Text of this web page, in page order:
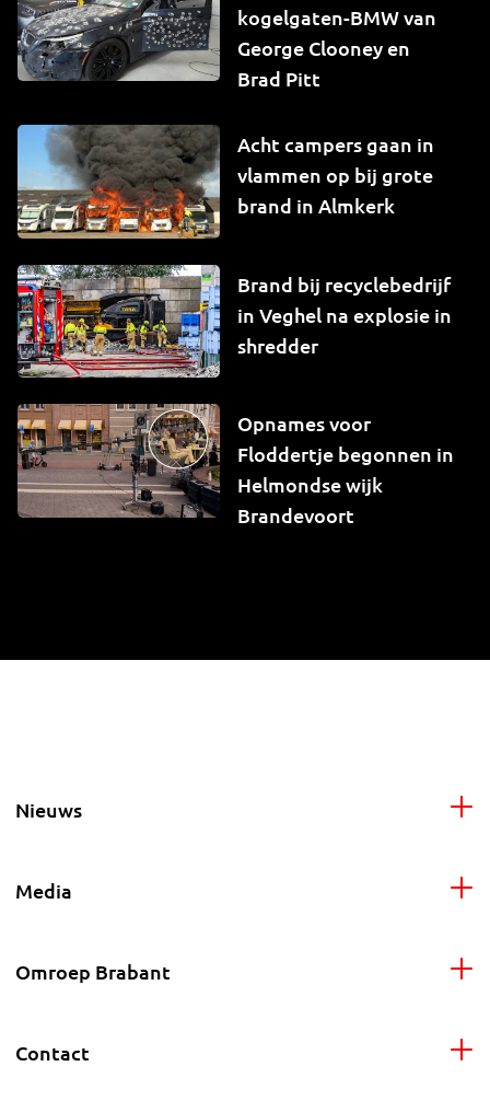
kogelgaten-BMW van
George Clooney en
Brad Pitt
Acht campers gaan in
vlammen op bij grote
brand in Almkerk
Brand bij recyclebedrijf
in Veghel na explosie in
shredder
Opnames voor
Floddertje begonnen in
Helmondse wijk
Brandevoort
Nieuws
Media
Omroep Brabant
Contact